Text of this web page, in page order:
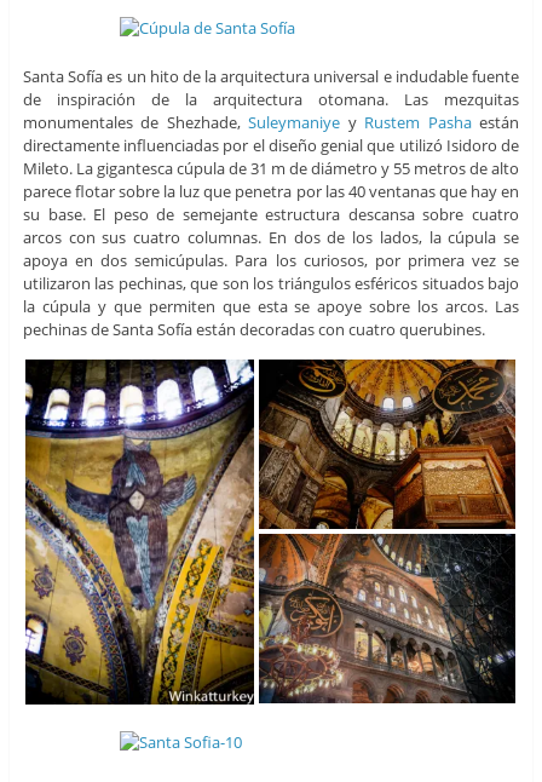
Santa Sofía es un hito de la arquitectura universal e indudable fuente
de inspiración de la arquitectura otomana. Las mezquitas
monumentales de Shezhade,Suleymaniye y Rustem Pashaestán
directamente influenciadas por el diseño genial que utilizó Isidoro de
Mileto. La gigantesca cúpula de 31 m de diámetro y 55 metros de alto
parece flotar sobre la luz que penetra por las 40 ventanas que hay en
su base. El peso de semejante estructura descansa sobre cuatro
arcos con sus cuatro columnas. En dos de los lados, la cúpula se
apoya en dos semicúpulas. Para los curiosos, por primera vez se
utilizaron las pechinas, que son los triángulos esféricos situados bajo
la cúpula y que permiten que esta se apoye sobre los arcos. Las
pechinas de Santa Sofía están decoradas con cuatro querubines.